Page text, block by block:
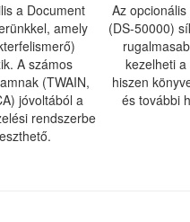
a Document
amely
A számos
(TWAIN,
jóvoltából a
rendszerbe
Az
(DS-50000)
kezelheti
hiszen
és további